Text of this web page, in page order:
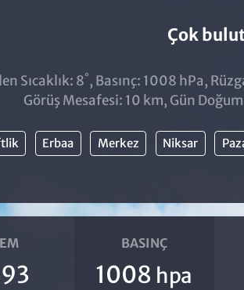
Çok
Sıcaklık: 8°, Basınç: 1008 hPa,
Görüş Mesafesi: 10 km, Gün
Erbaa Merkez Niksar
BASINÇ
1008 hpa